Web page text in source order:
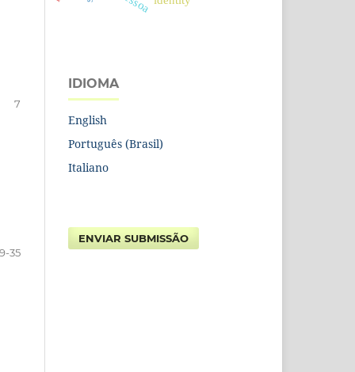
7
9-35
IDIOMA
English
Português (Brasil)
Italiano
ENVIAR SUBMISSÃO